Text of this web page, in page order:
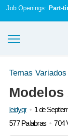
Job Openings: Part-
Ensayos y
Registrarse
Iniciar sesión
Temas Variados
leidyqr
1 de
577 Palabras
704